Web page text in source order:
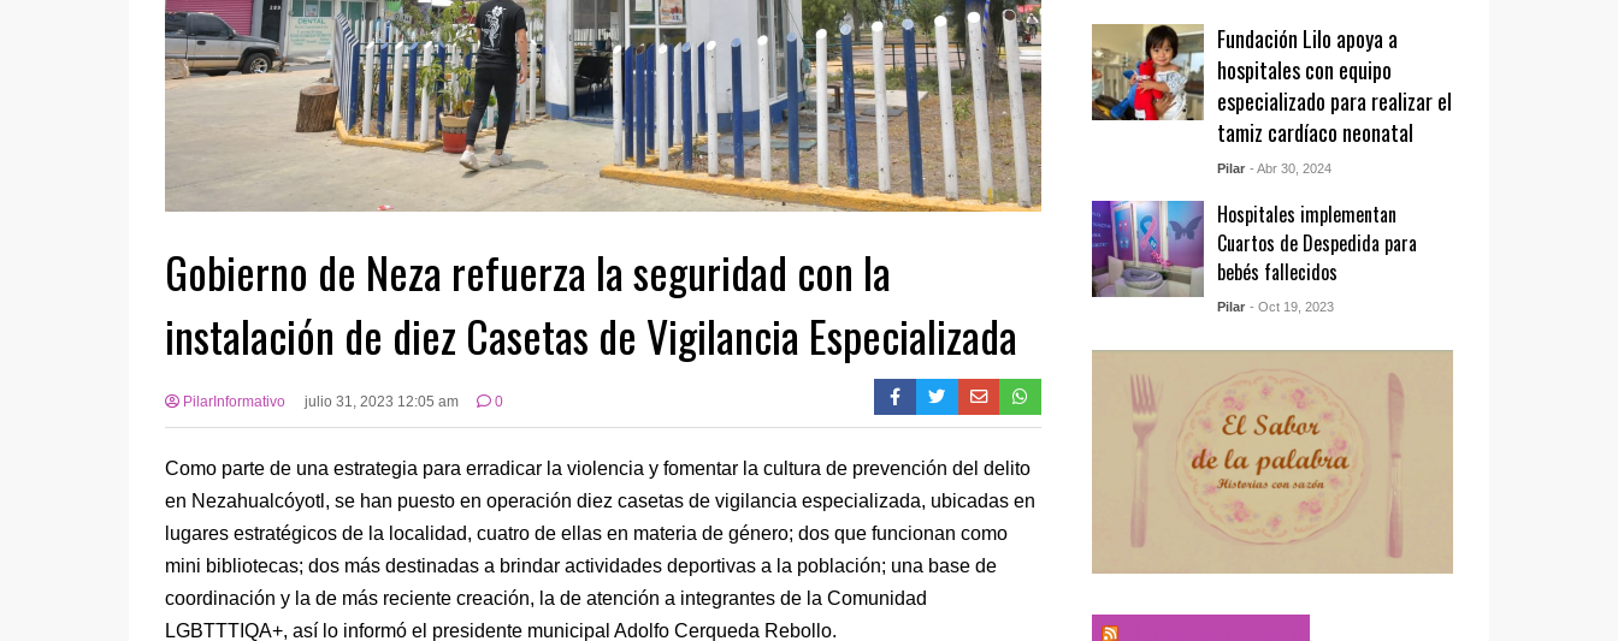
Gobierno de Neza refuerza la seguridad con la
instalación de diez Casetas de Vigilancia Especializada
PilarInformativo julio 31, 2023 12:05 am 0
Como parte de una estrategia para erradicar la violencia y fomentar la cultura de prevención del delito
en Nezahualcóyotl, se han puesto en operación diez casetas de vigilancia especializada, ubicadas en
lugares estratégicos de la localidad, cuatro de ellas en materia de género; dos que funcionan como
mini bibliotecas; dos más destinadas a brindar actividades deportivas a la población; una base de
coordinación y la de más reciente creación, la de atención a integrantes de la Comunidad
LGBTTTIQA+, así lo informó el presidente municipal Adolfo Cerqueda Rebollo.
Fundación Lilo apoya a
hospitales con equipo
especializado para realizar el
tamiz cardíaco neonatal
Pilar - Abr 30, 2024
Hospitales implementan
Cuartos de Despedida para
bebés fallecidos
Pilar - Oct 19, 2023